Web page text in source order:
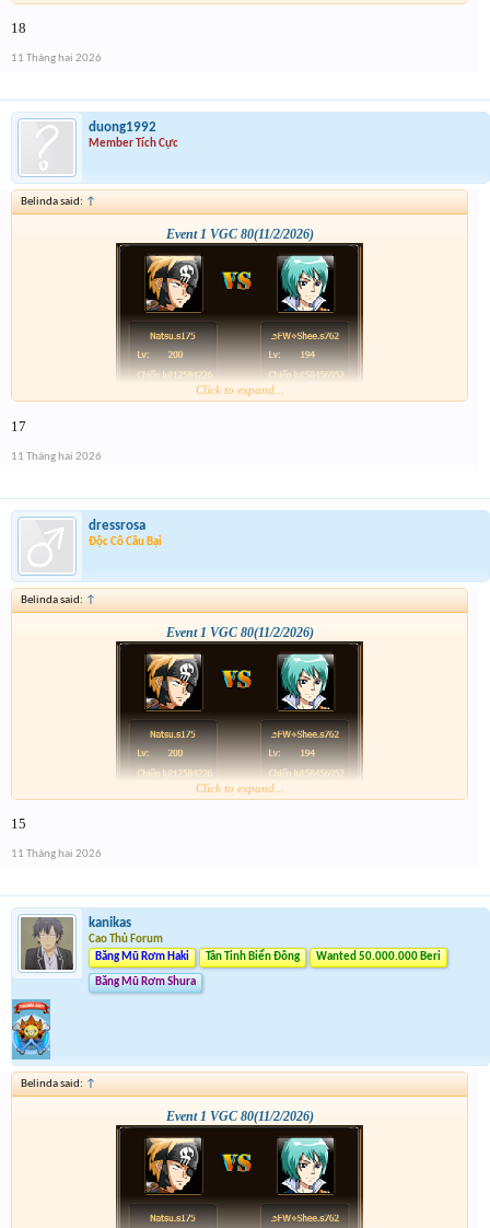
18
11 Tháng hai 2026
duong1992
Member Tích Cực
Belinda said: ↑
Event 1 VGC 80(11/2/2026)
Click to expand...
17
11 Tháng hai 2026
dressrosa
Độc Cô Cầu Bại
Belinda said: ↑
Event 1 VGC 80(11/2/2026)
Click to expand...
15
11 Tháng hai 2026
kanikas
Cao Thủ Forum
Băng Mũ Rơm Haki
Tân Tinh Biển Đông Wanted 50.000.000 Beri
Băng Mũ Rơm Shura
Belinda said: ↑
Event 1 VGC 80(11/2/2026)